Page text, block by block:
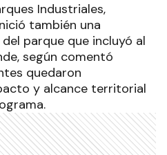
Industriales,
también una
parque que incluyó al
según comentó
quedaron
y alcance territorial